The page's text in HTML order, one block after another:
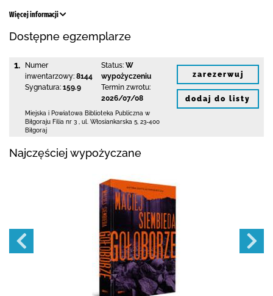
Więcej informacji
Dostępne egzemplarze
1.
Numer
inwentarzowy: 8144
Sygnatura: 159.9
Status: W
wypożyczeniu
Termin zwrotu:
2026/07/08
Miejska i Powiatowa Biblioteka Publiczna w
Biłgoraju Filia nr 3
ul. Włosiankarska 5 23-400
Biłgoraj
zarezerwuj
dodaj do listy
Najczęściej wypożyczane